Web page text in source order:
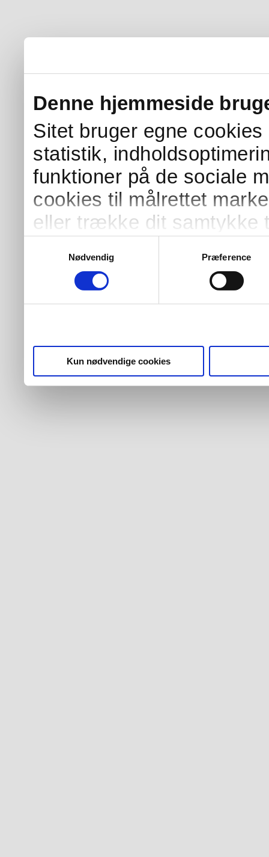
Denne hjemmeside
Sitet bruger egne
statistik,
funktioner på de sociale
cookies til målrettet
eller trække dit samtykke
Nødvendig
Præference
Kun nødvendige cookies